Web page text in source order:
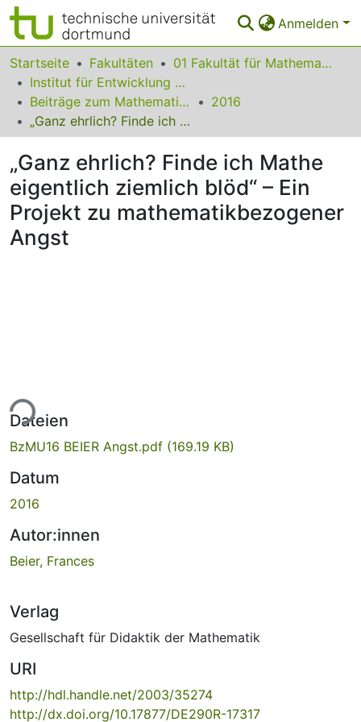
Anmelden
Bereiche & Sammlungen
Das gesamte Repositorium
Statistiken
FAQ
Leitlinien
Zurück zur Startseite
Startseite Fakultäten
01 Fakultät für Mathematik
Institut für Entwicklung und Erforschung des Mathematikunterrichts
Beiträge zum Mathematikunterricht
2016
„Ganz ehrlich? Finde ich Mathe eigentlich ziemlich blöd“ – Ein Projekt zu mathematikbezogener Angst
„Ganz ehrlich? Finde ich Mathe
eigentlich ziemlich blöd“ – Ein
Projekt zu mathematikbezogener
Angst
Dateien
BzMU16 BEIER Angst.pdf (169.19 KB)
Datum
2016
Autor:innen
Beier, Frances
Verlag
Gesellschaft für Didaktik der Mathematik
URI
http://hdl.handle.net/2003/35274
http://dx.doi.org/10.17877/DE290R-17317